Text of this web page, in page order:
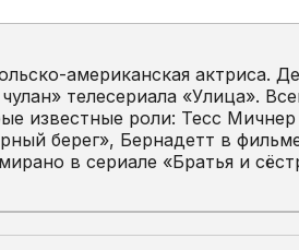
американская актриса.
телесериала «Улица».
известные роли: Тесс
берег», Бернадетт в
в сериале «Братья и